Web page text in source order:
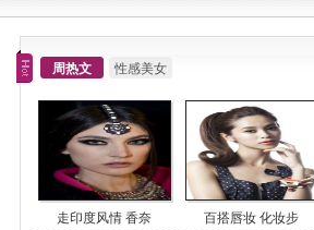
周热文 性感美女
走印度风情 香奈 百搭唇妆 化妆步